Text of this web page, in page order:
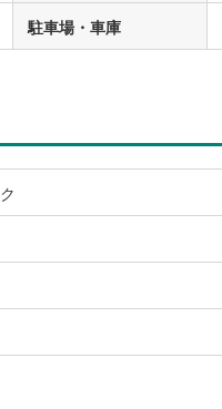
駐車場・車庫